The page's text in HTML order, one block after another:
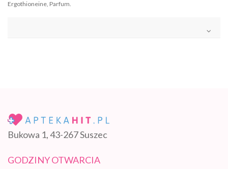
Ergothioneine, Parfum.
Bukowa 1, 43-267 Suszec
GODZINY OTWARCIA